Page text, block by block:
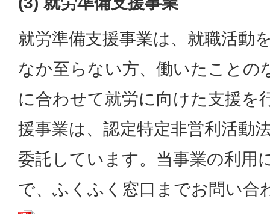
就労準備支援事業は、就職活動
なか至らない方、働いたことの
に合わせて就労に向けた支援を
援事業は、認定特定非営利活動
委託しています。当事業の利用
で、ふくふく窓口までお問い合